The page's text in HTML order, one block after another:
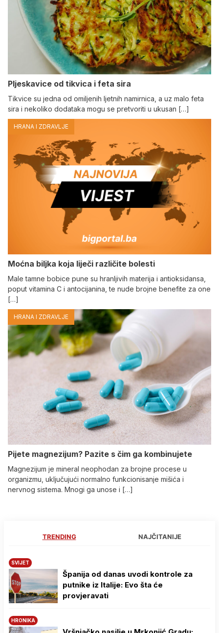
Pljeskavice od tikvica i feta sira
Tikvice su jedna od omiljenih ljetnih namirnica, a uz malo feta
sira i nekoliko dodataka mogu se pretvoriti u ukusan […]
HRANA I ZDRAVLJE
Moćna biljka koja liječi različite bolesti
Male tamne bobice pune su hranljivih materija i antioksidansa,
poput vitamina C i antocijanina, te nude brojne benefite za one
[…]
HRANA I ZDRAVLJE
Pijete magnezijum? Pazite s čim ga kombinujete
Magnezijum je mineral neophodan za brojne procese u
organizmu, uključujući normalno funkcionisanje mišića i
nervnog sistema. Mnogi ga unose i […]
TRENDING NAJČITANIJE
SVIJET
Španija od danas uvodi kontrole za
putnike iz Italije: Evo šta će
provjeravati
HRONIKA